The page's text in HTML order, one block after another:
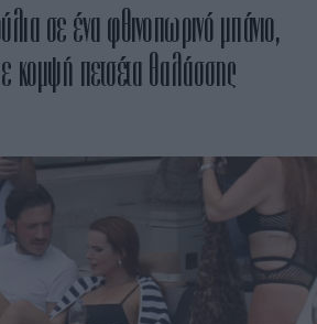
σε ένα φθινοπωρινό μπάνιο,
κομψή πετσέτα θαλάσσης